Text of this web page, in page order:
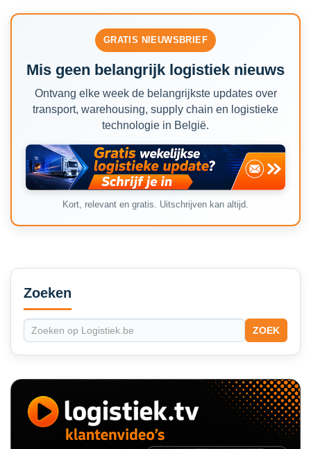
GRATIS NIEUWSBRIEF
Mis geen belangrijk logistiek nieuws
Ontvang elke week de belangrijkste updates over
transport, warehousing, supply chain en logistieke
technologie in België.
Kort, relevant en gratis. Uitschrijven kan altijd.
Secondary
Sidebar
Zoeken
ZOEK